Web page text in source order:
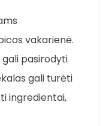
vakarienė.
gali pasirodyti
gali turėti
ingredientai,